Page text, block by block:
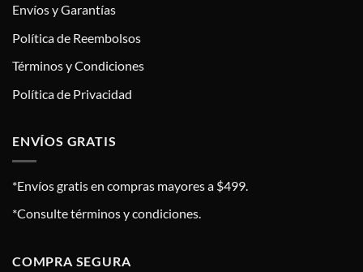
Envíos y Garantías
Política de Reembolsos
Términos y Condiciones
Política de Privacidad
ENVÍOS GRATIS
*Envíos gratis en compras mayores a $499.
*Consulte términos y condiciones.
COMPRA SEGURA